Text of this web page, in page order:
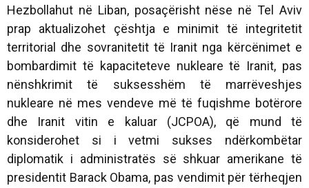
Hezbollahut në Liban, posaçërisht nëse në Tel Aviv
prap aktualizohet çështja e minimit të integritetit
territorial dhe sovranitetit të Iranit nga kërcënimet e
bombardimit të kapaciteteve nukleare të Iranit, pas
nënshkrimit të suksesshëm të marrëveshjes
nukleare në mes vendeve më të fuqishme botërore
dhe Iranit vitin e kaluar (JCPOA), që mund të
konsiderohet si i vetmi sukses ndërkombëtar
diplomatik i administratës së shkuar amerikane të
presidentit Barack Obama, pas vendimit për tërheqjen